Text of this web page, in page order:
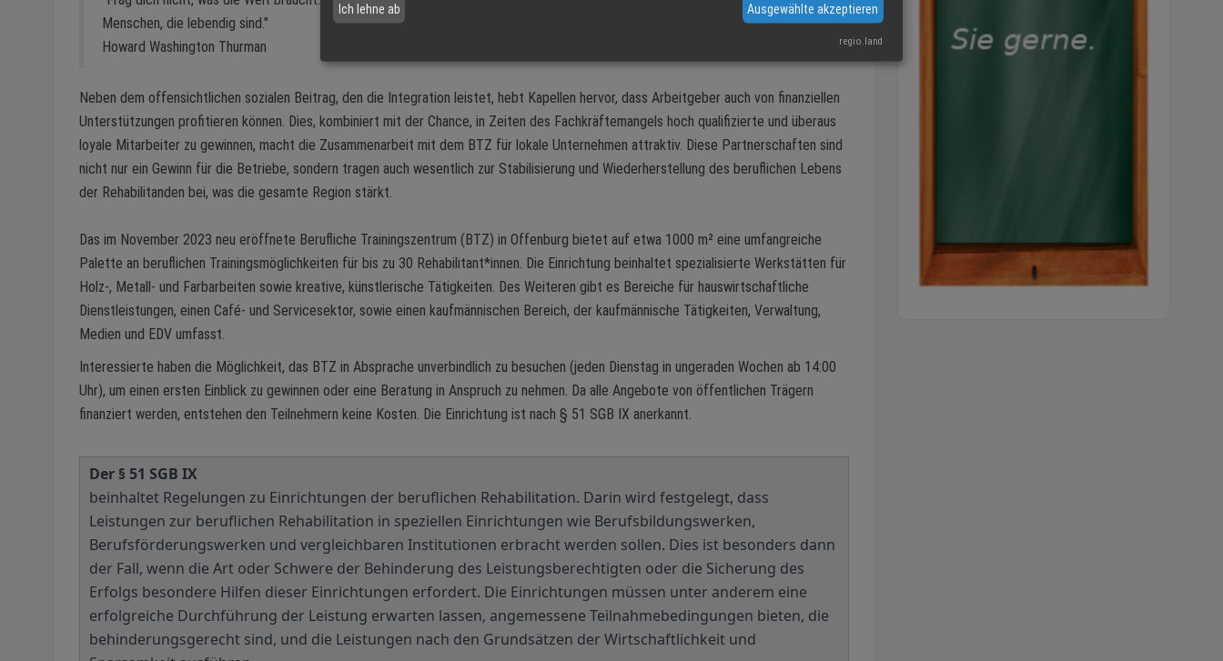
Menschen, die lebendig sind."
Howard Washington Thurman
Neben dem offensichtlichen sozialen Beitrag, den die Integration leistet, hebt Kapellen hervor, dass Arbeitgeber auch von finanziellen
Unterstützungen profitieren können. Dies, kombiniert mit der Chance, in Zeiten des Fachkräftemangels hoch qualifizierte und überaus
loyale Mitarbeiter zu gewinnen, macht die Zusammenarbeit mit dem BTZ für lokale Unternehmen attraktiv. Diese Partnerschaften sind
nicht nur ein Gewinn für die Betriebe, sondern tragen auch wesentlich zur Stabilisierung und Wiederherstellung des beruflichen Lebens
der Rehabilitanden bei, was die gesamte Region stärkt.
Das im November 2023 neu eröffnete Berufliche Trainingszentrum (BTZ) in Offenburg bietet auf etwa 1000 m² eine umfangreiche
Palette an beruflichen Trainingsmöglichkeiten für bis zu 30 Rehabilitant*innen. Die Einrichtung beinhaltet spezialisierte Werkstätten für
Holz-, Metall- und Farbarbeiten sowie kreative, künstlerische Tätigkeiten. Des Weiteren gibt es Bereiche für hauswirtschaftliche
Dienstleistungen, einen Café- und Servicesektor, sowie einen kaufmännischen Bereich, der kaufmännische Tätigkeiten, Verwaltung,
Medien und EDV umfasst.
Interessierte haben die Möglichkeit, das BTZ in Absprache unverbindlich zu besuchen (jeden Dienstag in ungeraden Wochen ab 14:00
Uhr), um einen ersten Einblick zu gewinnen oder eine Beratung in Anspruch zu nehmen. Da alle Angebote von öffentlichen Trägern
finanziert werden, entstehen den Teilnehmern keine Kosten. Die Einrichtung ist nach § 51 SGB IX anerkannt.
Der § 51 SGB IX
beinhaltet Regelungen zu Einrichtungen der beruflichen Rehabilitation. Darin wird festgelegt, dass
Leistungen zur beruflichen Rehabilitation in speziellen Einrichtungen wie Berufsbildungswerken,
Berufsförderungswerken und vergleichbaren Institutionen erbracht werden sollen. Dies ist besonders dann
der Fall, wenn die Art oder Schwere der Behinderung des Leistungsberechtigten oder die Sicherung des
Erfolgs besondere Hilfen dieser Einrichtungen erfordert. Die Einrichtungen müssen unter anderem eine
erfolgreiche Durchführung der Leistung erwarten lassen, angemessene Teilnahmebedingungen bieten, die
behinderungsgerecht sind, und die Leistungen nach den Grundsätzen der Wirtschaftlichkeit und
Ich lehne ab Ausgewählte akzeptieren
regio.land